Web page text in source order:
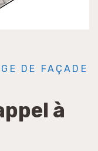
DE FAÇADE
à